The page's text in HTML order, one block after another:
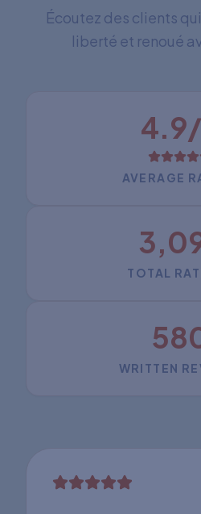
Écoutez des clients
liberté et renoué
AVERAGE
TOTAL
WRITTEN